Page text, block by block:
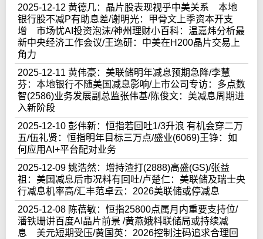
2025-12-12 黄德几：晶片股表现视乎中美关系 本地
银行股不减P有助息差/谢明光：甲骨文上季资本开支
增 市场忧AI投资泡沫/神州理财小百科：温嘉炜分析最
新中央经济工作会议/王逸研：中美在H200晶片交易上
角力
2025-12-11 黄伟豪：美联储明年减息预期急降/李慧
芬：本地银行不随美国减息影响/上市公司专访：多点数
智(2586)业务发展副总监张伟基/陈俊文：美减息周期进
入新阶段
2025-12-10 彭伟新：恒指若回吐1/3升浪 有机会穿二万
五/伍礼贤：恒指明年目标三万点/盛业(6069)王铮：如
何应用AI+平台配对业务
2025-12-09 姚浩然：增持渣打(2888)高盛(GS)/张益
祖：美国减息后市况料有回吐/卢楚仁：美联储及瑞士央
行减息机率高/汇丰范卓云：2026美联储或停减息
2025-12-08 陈蓓敏：恒指25800点属月内重要支持位/
潘铁珊讲百度AI晶片前景 /黄燕娥料联储局或持续减
息 美元短期受压/黄国英：2026控制注码追求合理回